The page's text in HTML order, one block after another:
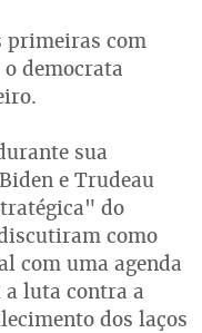
primeiras com
democrata
sua
e Trudeau
do
como
com uma agenda
luta contra a
dos laços